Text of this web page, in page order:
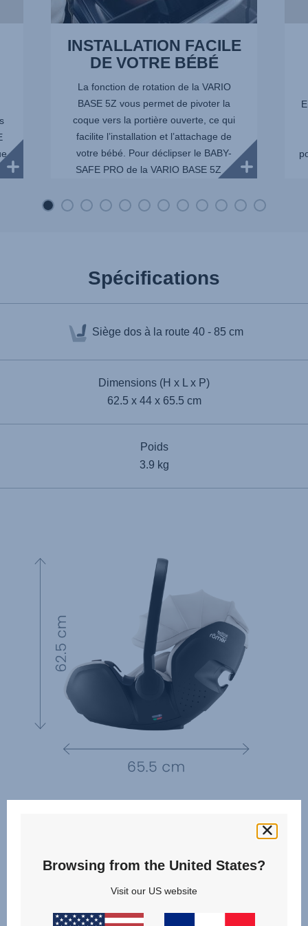
INSTALLATION FACILE
DE VOTRE BÉBÉ
La fonction de rotation de la VARIO
BASE 5Z vous permet de pivoter la
coque vers la portière ouverte, ce qui
facilite l’installation et l’attachage de
votre bébé. Pour déclipser le BABY-
SAFE PRO de la VARIO BASE 5Z ...
Spécifications
Siège dos à la route 40 - 85 cm
Dimensions (H x L x P)
62.5 x 44 x 65.5 cm
Poids
3.9 kg
Browsing from the United States?
Visit our US website